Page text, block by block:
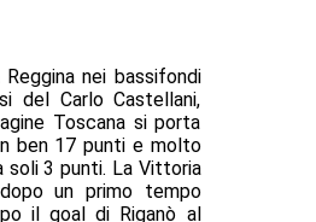
nei bassifondi
del Carlo Castellani,
Toscana si porta
ben 17 punti e molto
soli 3 punti. La Vittoria
un primo tempo
il goal di Riganò al